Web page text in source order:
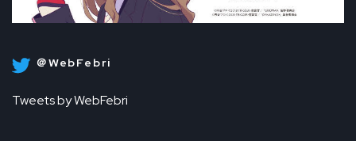
＠WebFebri
Tweets by WebFebri